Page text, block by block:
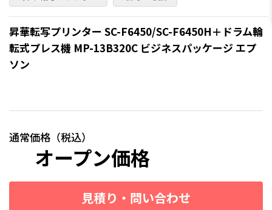
昇華転写プリンター SC-F6450/SC-F6450H＋ドラム輪
転式プレス機 MP-13B320C ビジネスパッケージ エプ
ソン
通常価格（税込）
オープン価格
見積り・問い合わせ